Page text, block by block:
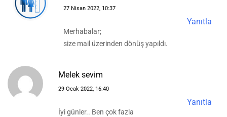
27 Nisan 2022, 10:37
Yanıtla
Merhabalar;
size mail üzerinden dönüş yapıldı.
Melek sevim
29 Ocak 2022, 16:40
Yanıtla
İyi günler.. Ben çok fazla